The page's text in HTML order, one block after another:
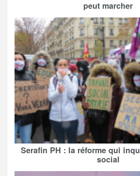
peut marcher
Serafin PH : la réforme qui
social